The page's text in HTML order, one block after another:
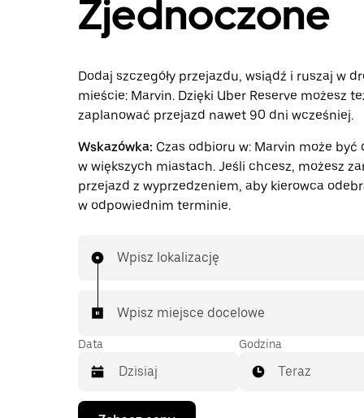
Zjednoczone
Dodaj szczegóły przejazdu, wsiądź i ruszaj w
mieście: Marvin. Dzięki Uber Reserve możesz
zaplanować przejazd nawet 90 dni wcześniej.
Wskazówka: Czas odbioru w: Marvin może być
w większych miastach. Jeśli chcesz, możesz
przejazd z wyprzedzeniem, aby kierowca
w odpowiednim terminie.
Wpisz lokalizację
Wpisz miejsce docelowe
Data
Naciśnij
Godzina
Teraz